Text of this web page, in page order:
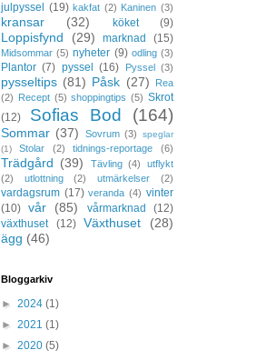
julpyssel
(19) kakfat (2) Kaninen (3)
kransar (32) köket (9)
Loppisfynd (29) marknad (15)
Midsommar (5) nyheter (9) odling (3)
Plantor (7) pyssel (16) Pyssel (3)
pysseltips (81) Påsk (27)
Rea
(2) Recept (5) shoppingtips (5) Skrot
(12)
Sofias Bod (164)
Sommar (37) Sovrum (3)
speglar
(1)
Stolar (2) tidnings-reportage (6)
Trädgård (39) Tävling (4)
utflykt
(2)
utlottning (2) utmärkelser (2)
vardagsrum (17) veranda (4) vinter
(10) vår (85) vårmarknad
(12)
växthuset
(12) Växthuset
(28)
ägg (46)
Bloggarkiv
► 2024 (1)
► 2021 (1)
► 2020 (5)